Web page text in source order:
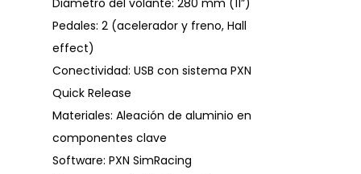
Diámetro del volante: 280 mm (11”)
Pedales: 2 (acelerador y freno, Hall
effect)
Conectividad: USB con sistema PXN
Quick Release
Materiales: Aleación de aluminio en
componentes clave
Software: PXN SimRacing